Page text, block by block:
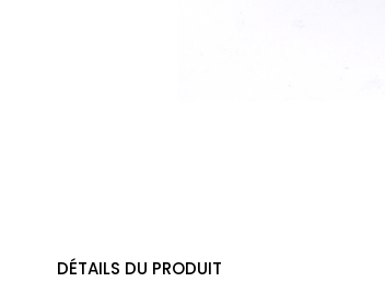
DÉTAILS DU PRODUIT